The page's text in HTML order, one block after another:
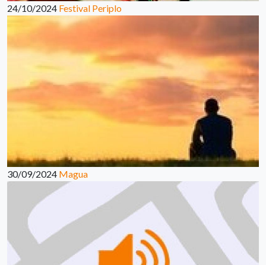
24/10/2024 Festival Periplo
30/09/2024 Magua